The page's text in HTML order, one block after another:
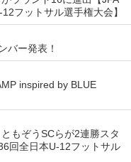
フットサル選手権大会】
バー発表！
inspired by BLUE
もぞうSCらが2連勝スタ
回全日本U-12フットサル